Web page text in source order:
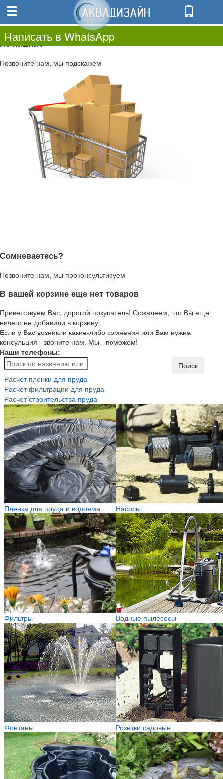
0.00
0
Не нашли?
Позвоните нам, мы подскажем
Сомневаетесь?
Позвоните нам, мы проконсультируем
В вашей корзине еще нет товаров
Приветствуем Вас, дорогой покупатель! Сожалеем, что Вы еще
ничего не добавили в корзину.
Если у Вас возникли какие-либо сомнения или Вам нужна
консульция - звоните нам. Мы - поможем!
Наши телефоны:
Написать в WhatsApp
Поиск
Расчет пленки для пруда
Расчет фильтрации для пруда
Расчет строительства пруда
Пленка для пруда и водоема Насосы
Фильтры Водные пылесосы
Фонтаны Розетки садовые